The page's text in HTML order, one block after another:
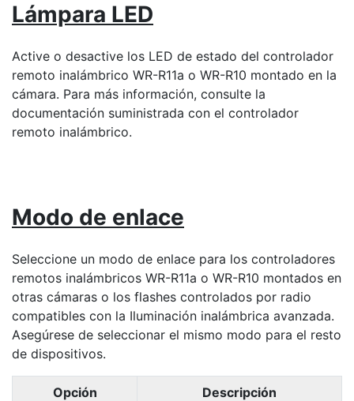
Lámpara LED
Active o desactive los LED de estado del controlador
remoto inalámbrico WR-R11a o WR-R10 montado en la
cámara. Para más información, consulte la
documentación suministrada con el controlador
remoto inalámbrico.
Modo de enlace
Seleccione un modo de enlace para los controladores
remotos inalámbricos WR-R11a o WR-R10 montados en
otras cámaras o los flashes controlados por radio
compatibles con la Iluminación inalámbrica avanzada.
Asegúrese de seleccionar el mismo modo para el resto
de dispositivos.
Opción Descripción